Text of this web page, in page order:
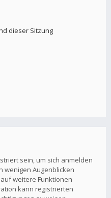
dieser Sitzung
sein, um sich anmelden
wenigen Augenblicken
weitere Funktionen
kann registrierten